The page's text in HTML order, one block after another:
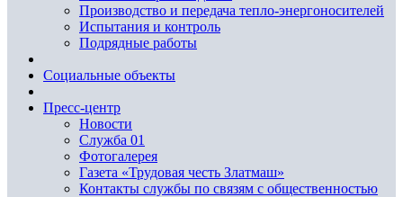
Производство и передача тепло-энергоносителей
Испытания и контроль
Подрядные работы
Социальные объекты
Пресс-центр
Новости
Служба 01
Фотогалерея
Газета «Трудовая честь Златмаш»
Контакты службы по связям с общественностью